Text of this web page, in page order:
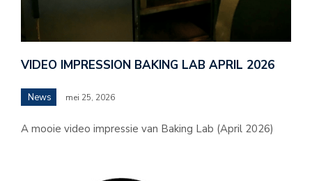
VIDEO IMPRESSION BAKING LAB APRIL 2026
News mei 25, 2026
A mooie video impressie van Baking Lab (April 2026)